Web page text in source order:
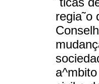
regia˜o